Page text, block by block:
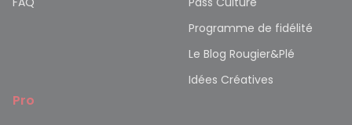
Programme de fidélité
Le Blog Rougier&Plé
Idées Créatives
Pro